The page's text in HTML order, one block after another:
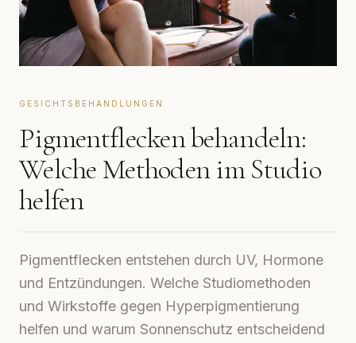
GESICHTSBEHANDLUNGEN
Pigmentflecken behandeln:
Welche Methoden im Studio
helfen
Pigmentflecken entstehen durch UV, Hormone
und Entzündungen. Welche Studiomethoden
und Wirkstoffe gegen Hyperpigmentierung
helfen und warum Sonnenschutz entscheidend